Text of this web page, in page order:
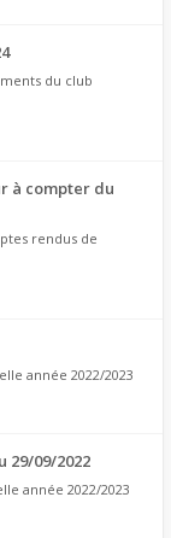
du club
à compter du
rendus de
année 2022/2023
29/09/2022
année 2022/2023